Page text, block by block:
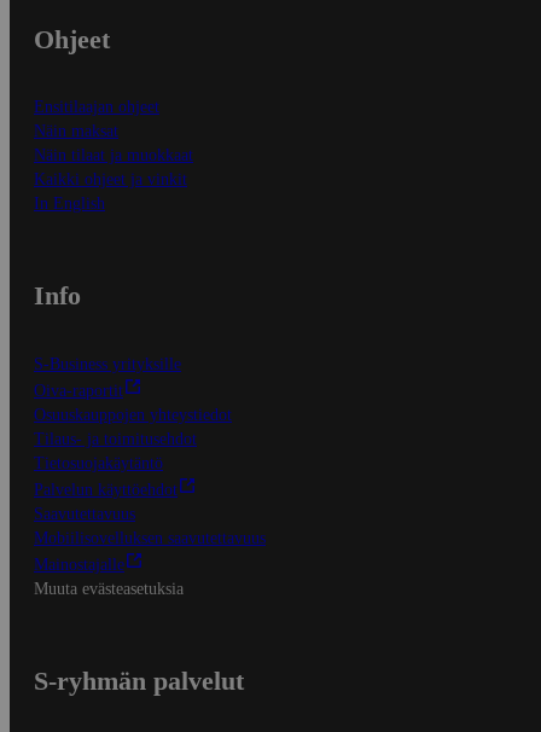
Ohjeet
Ensitilaajan ohjeet
Näin maksat
Näin tilaat ja muokkaat
Kaikki ohjeet ja vinkit
In English
Info
S-Business yrityksille
Oiva-raportit
Osuuskauppojen yhteystiedot
Tilaus- ja toimitusehdot
Tietosuojakäytäntö
Palvelun käyttöehdot
Saavutettavuus
Mobiilisovelluksen saavutettavuus
Mainostajalle
Muuta evästeasetuksia
S-ryhmän palvelut